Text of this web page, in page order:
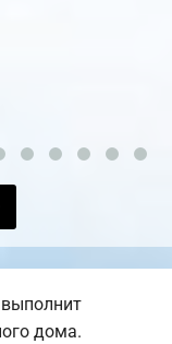
дома.